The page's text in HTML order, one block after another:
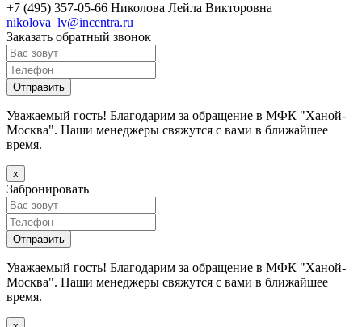
+7 (495) 357-05-66 Николова Лейла Викторовна
nikolova_lv@incentra.ru
Заказать обратный звонок
Уважаемый гость! Благодарим за обращение в МФК "Ханой-
Москва". Наши менеджеры свяжутся с вами в ближайшее
время.
х
Забронировать
Уважаемый гость! Благодарим за обращение в МФК "Ханой-
Москва". Наши менеджеры свяжутся с вами в ближайшее
время.